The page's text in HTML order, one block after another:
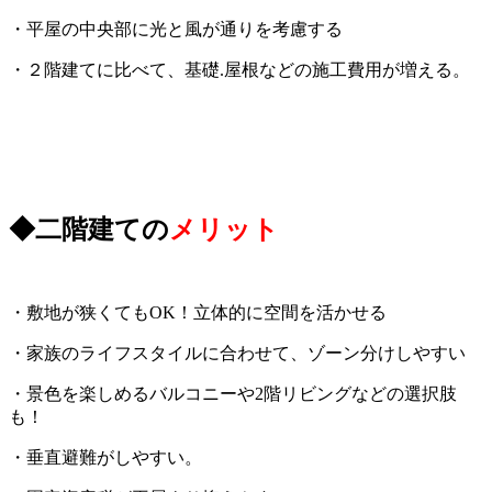
・平屋の中央部に光と風が通りを考慮する
・２階建てに比べて、基礎.屋根などの施工費用が増える。
◆二階建てのメリット
・敷地が狭くてもOK！立体的に空間を活かせる
・家族のライフスタイルに合わせて、ゾーン分けしやすい
・景色を楽しめるバルコニーや2階リビングなどの選択肢
も！
・垂直避難がしやすい。